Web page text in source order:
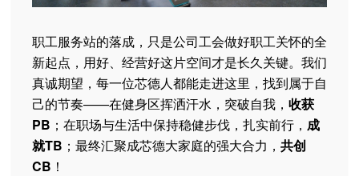
职工服务站的落成，只是公司工会做好职工关怀的全
新起点，用好、经营好这片空间才是长久关键。我们
真诚期望，每一位芯德人都能走进这里，找到属于自
己的节奏——在健身区挥洒汗水，突破自我， 收获
PB ；在职场与生活中保持稳健步伐，扎实前行， 成
就TB ；最终汇聚成芯德大家庭的强大合力， 共创
CB ！